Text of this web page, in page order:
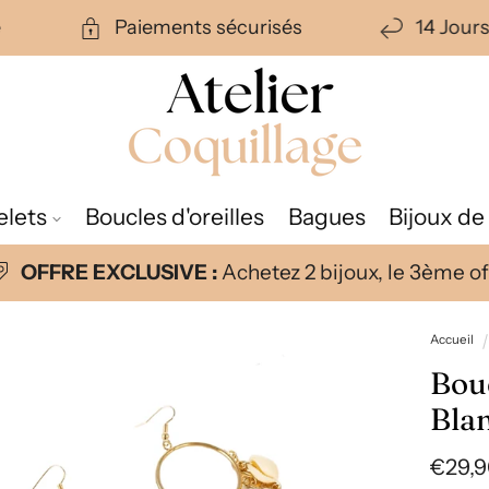
Paiements sécurisés 14
Boucles d'oreilles Bagues Bijoux
OFFRE EXCLUSIVE :Achetez 2 bijoux, le 3ème
Accueil
Prix